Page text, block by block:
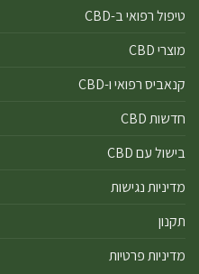
טיפול רפואי ב-CBD
מוצרי CBD
קנאביס רפואי ו-CBD
חדשות CBD
בישול עם CBD
מדיניות נגישות
תקנון
מדיניות פרטיות